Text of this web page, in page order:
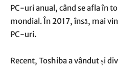
PC-uri anual, când se afla în
mondial. În 2017, însă, mai
PC-uri.
Recent, Toshiba a vândut și